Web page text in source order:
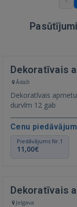
Dekoratīvais
Ādaži
Dekoratīvais apmetums sienām
durvīm 12 gab
Cenu
Piedāvājums Nr.1
11,00€
Dekoratīvais
Jelgava